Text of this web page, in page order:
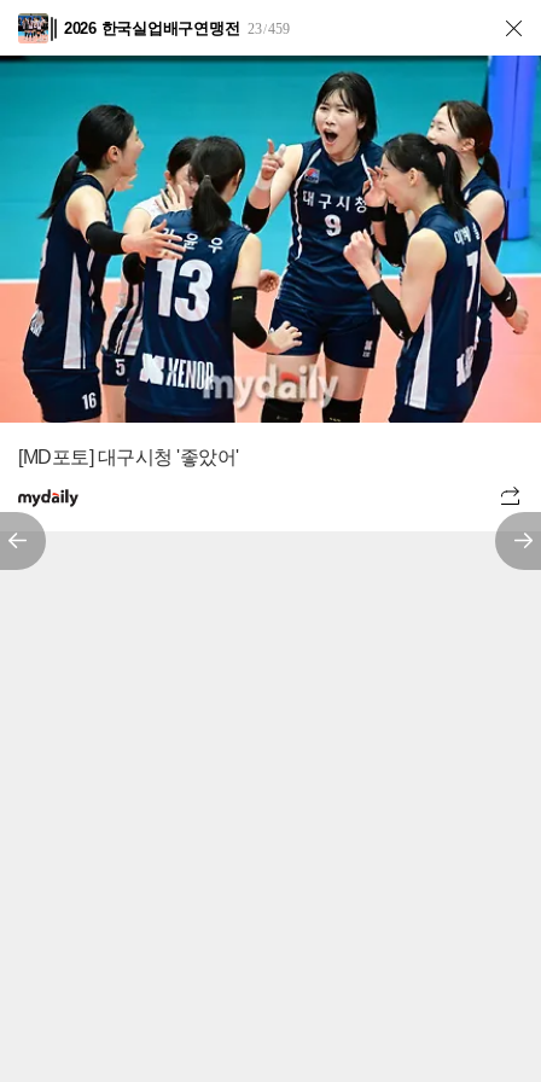
2026 한국실업배구연맹전 23/459
[MD포토] 대구시청 '좋았어'